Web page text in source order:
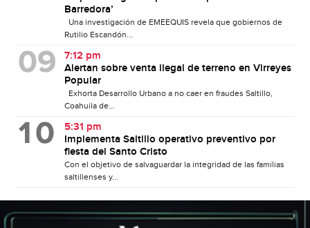
Barredora’
Una investigación de EMEEQUIS revela que gobiernos de
Rutilio Escandón...
7:12 pm
Alertan sobre venta ilegal de terreno en Virreyes
Popular
Exhorta Desarrollo Urbano a no caer en fraudes Saltillo,
Coahuila de...
5:31 pm
Implementa Saltillo operativo preventivo por
fiesta del Santo Cristo
Con el objetivo de salvaguardar la integridad de las familias
saltillenses y...